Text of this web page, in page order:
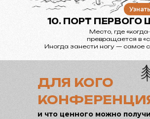
10. ПОРТ ПЕРВОГО
Место, где
превращается в
Иногда занести ногу — самое
ДЛЯ КОГО
и что ценного можно